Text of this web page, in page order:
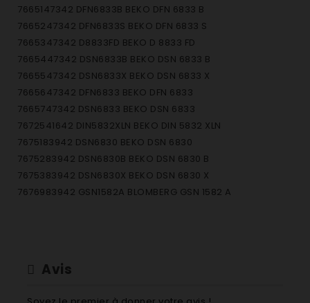
7665147342 DFN6833B BEKO DFN 6833 B
7665247342 DFN6833S BEKO DFN 6833 S
7665347342 D8833FD BEKO D 8833 FD
7665447342 DSN6833B BEKO DSN 6833 B
7665547342 DSN6833X BEKO DSN 6833 X
7665647342 DFN6833 BEKO DFN 6833
7665747342 DSN6833 BEKO DSN 6833
7672541642 DIN5832XLN BEKO DIN 5832 XLN
7675183942 DSN6830 BEKO DSN 6830
7675283942 DSN6830B BEKO DSN 6830 B
7675383942 DSN6830X BEKO DSN 6830 X
7676983942 GSN1582A BLOMBERG GSN 1582 A
7609783342 D8879FD BEKO D 8879 FD
Avis